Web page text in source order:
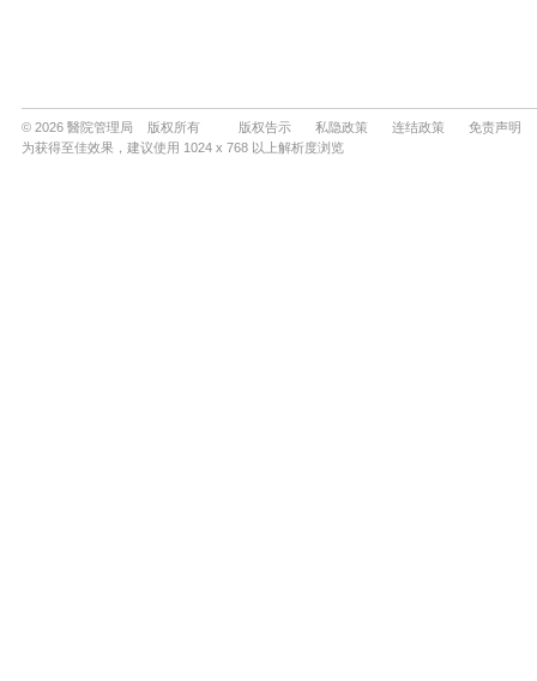
© 2026 醫院管理局 版权所有 版权告示 私隐政策 连结政策
免责声明
为获得至佳效果，建议使用 1024 x 768 以上解析度浏览